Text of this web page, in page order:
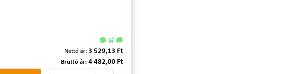
🟢 🛒 🚚
Nettó ár: 3 529,13 Ft
Bruttó ár: 4 482,00 Ft